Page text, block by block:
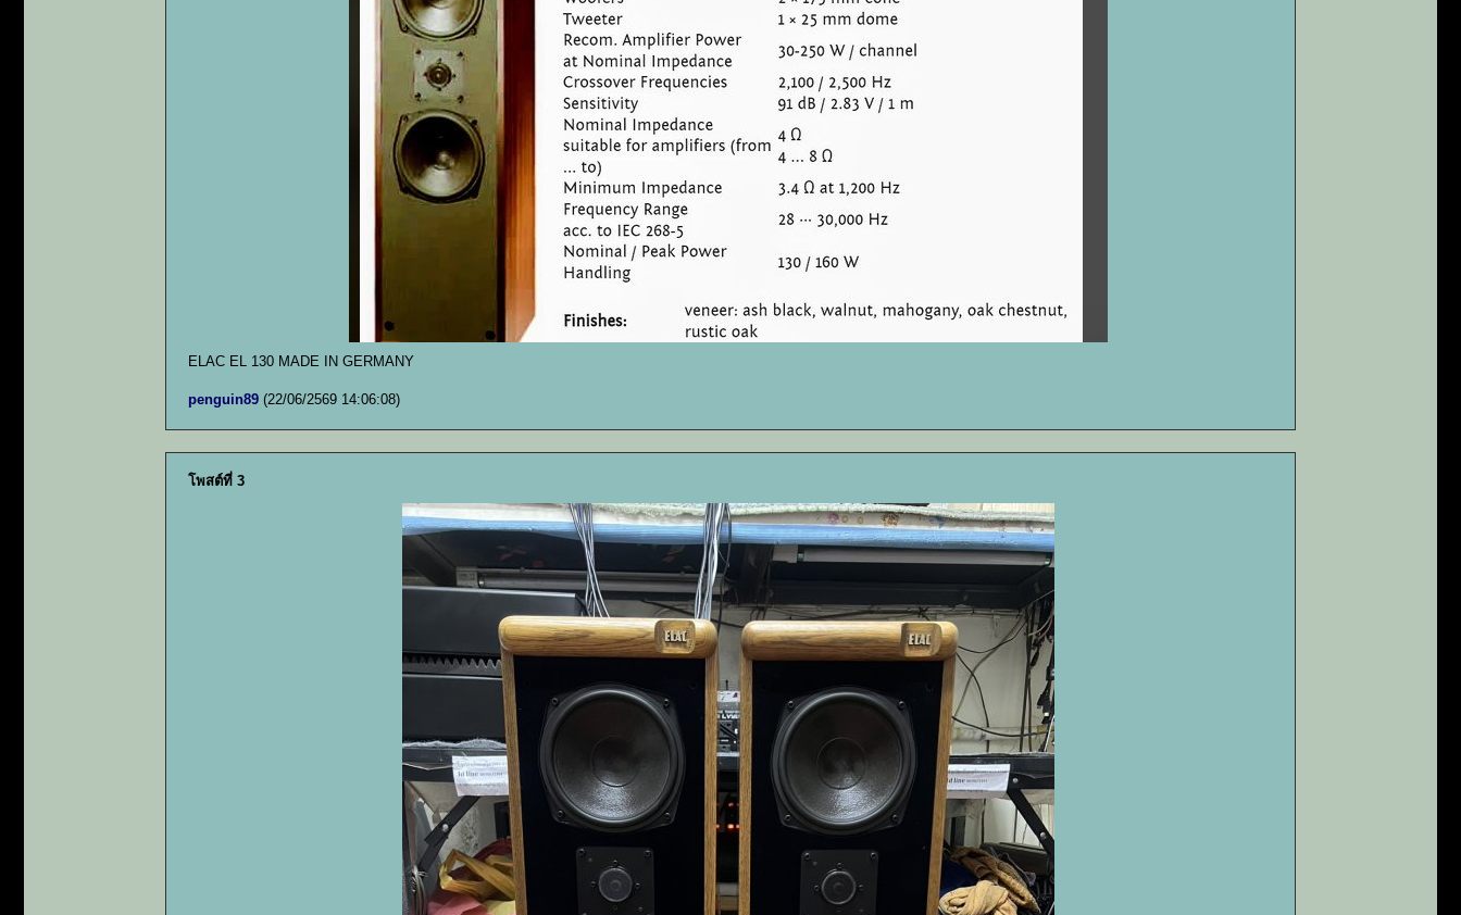
ELAC EL 130 MADE IN GERMANY
penguin89 (22/06/2569 14:06:08)
โพสต์ที่ 3